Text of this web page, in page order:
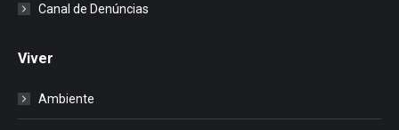
Canal de Denúncias
Viver
Ambiente